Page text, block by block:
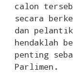
calon
secara
dan
hendaklah
penting
Parlimen.